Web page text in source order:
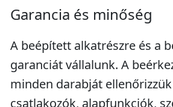
Garancia és minőség
A beépített alkatrészre és a
garanciát vállalunk. A
minden darabját
csatlakozók, alapfunkciók,